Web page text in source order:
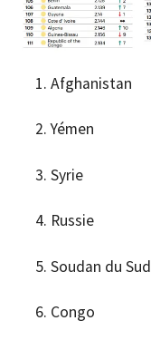
Afghanistan
Yémen
Syrie
Russie
Soudan du Sud
Congo